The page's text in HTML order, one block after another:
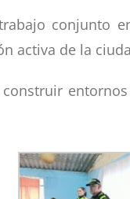
conjunto
activa de la
construir